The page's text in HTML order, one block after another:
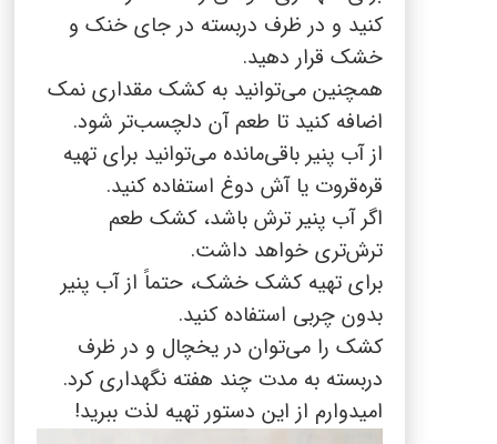
کنید و در ظرف دربسته در جای خنک و
خشک قرار دهید.
همچنین می‌توانید به کشک مقداری نمک
اضافه کنید تا طعم آن دلچسب‌تر شود.
از آب پنیر باقی‌مانده می‌توانید برای تهیه
قره‌قروت یا آش دوغ استفاده کنید.
اگر آب پنیر ترش باشد، کشک طعم
ترش‌تری خواهد داشت.
برای تهیه کشک خشک، حتماً از آب پنیر
بدون چربی استفاده کنید.
کشک را می‌توان در یخچال و در ظرف
دربسته به مدت چند هفته نگهداری کرد.
امیدوارم از این دستور تهیه لذت ببرید!